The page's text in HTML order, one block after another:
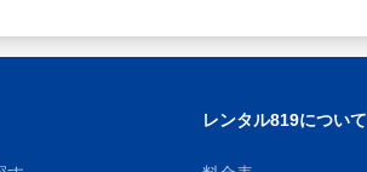
レンタル819について